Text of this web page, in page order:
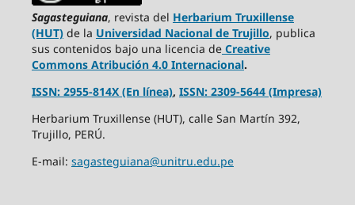
Sagasteguiana, revista del Herbarium Truxillense
(HUT)de la Universidad Nacional de Trujillo, publica
sus contenidos bajo una licencia deCreative
Commons Atribución 4.0 Internacional.
ISSN: 2955-814X (En línea), ISSN: 2309-5644 (Impresa)
Herbarium Truxillense (HUT), calle San Martín 392,
Trujillo, PERÚ.
E-mail: sagasteguiana@unitru.edu.pe